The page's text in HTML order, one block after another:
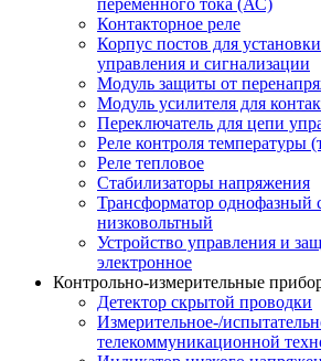
переменного тока (АС)
Контакторное реле
Корпус постов для
управления и сигнализации
Модуль защиты от
Модуль усилителя для
Переключатель для цепи
Реле контроля температуры
Реле тепловое
Стабилизаторы напряжения
Трансформатор однофазный
низковольтный
Устройство управления и
электронное
Контрольно-измерительные
Детектор скрытой проводки
Измерительное-/
телекоммуникационной